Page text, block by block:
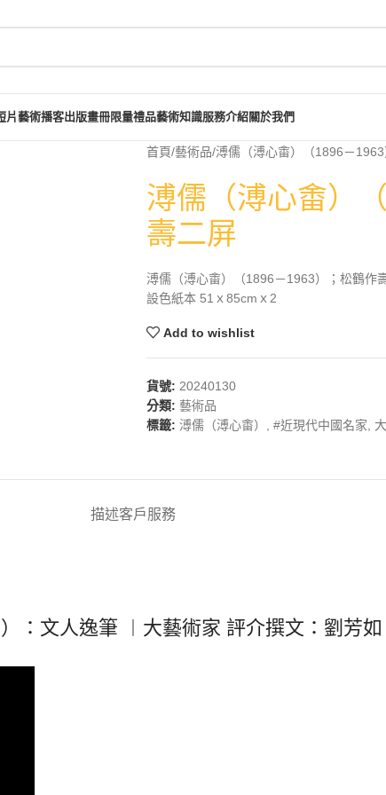
片藝術播客出版畫冊限量禮品藝術知識服務介紹關於我們
首頁 藝術品 溥儒（溥心畬）（1896－
溥儒（溥心畬）
壽二屏
溥儒（溥心畬）（1896－1963）；松鶴作
設色紙本 51ｘ85cmｘ2
Add to wishlist
貨號: 20240130
分類: 藝術品
標籤: 溥儒（溥心畬） #近現代中國名家
描述客戶服務
：文人逸筆 ︱大藝術家 評介撰文：劉芳如